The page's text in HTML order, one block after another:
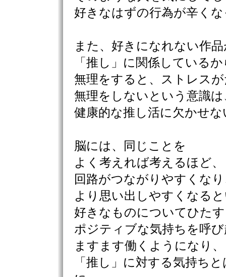
好きなはずの行為が辛く
また、好きになれない作
「推し」に関係している
無理をすると、ストレス
無理をしないという意識は
健康的な推し活に欠かせ
脳には、同じことを
よく考えれば考えるほど、
回路がつながりやすくな
より思い出しやすくなる
好きなものについてひた
ポジティブな気持ちを呼
ますます働くようになり、
「推し」に対する気持ち